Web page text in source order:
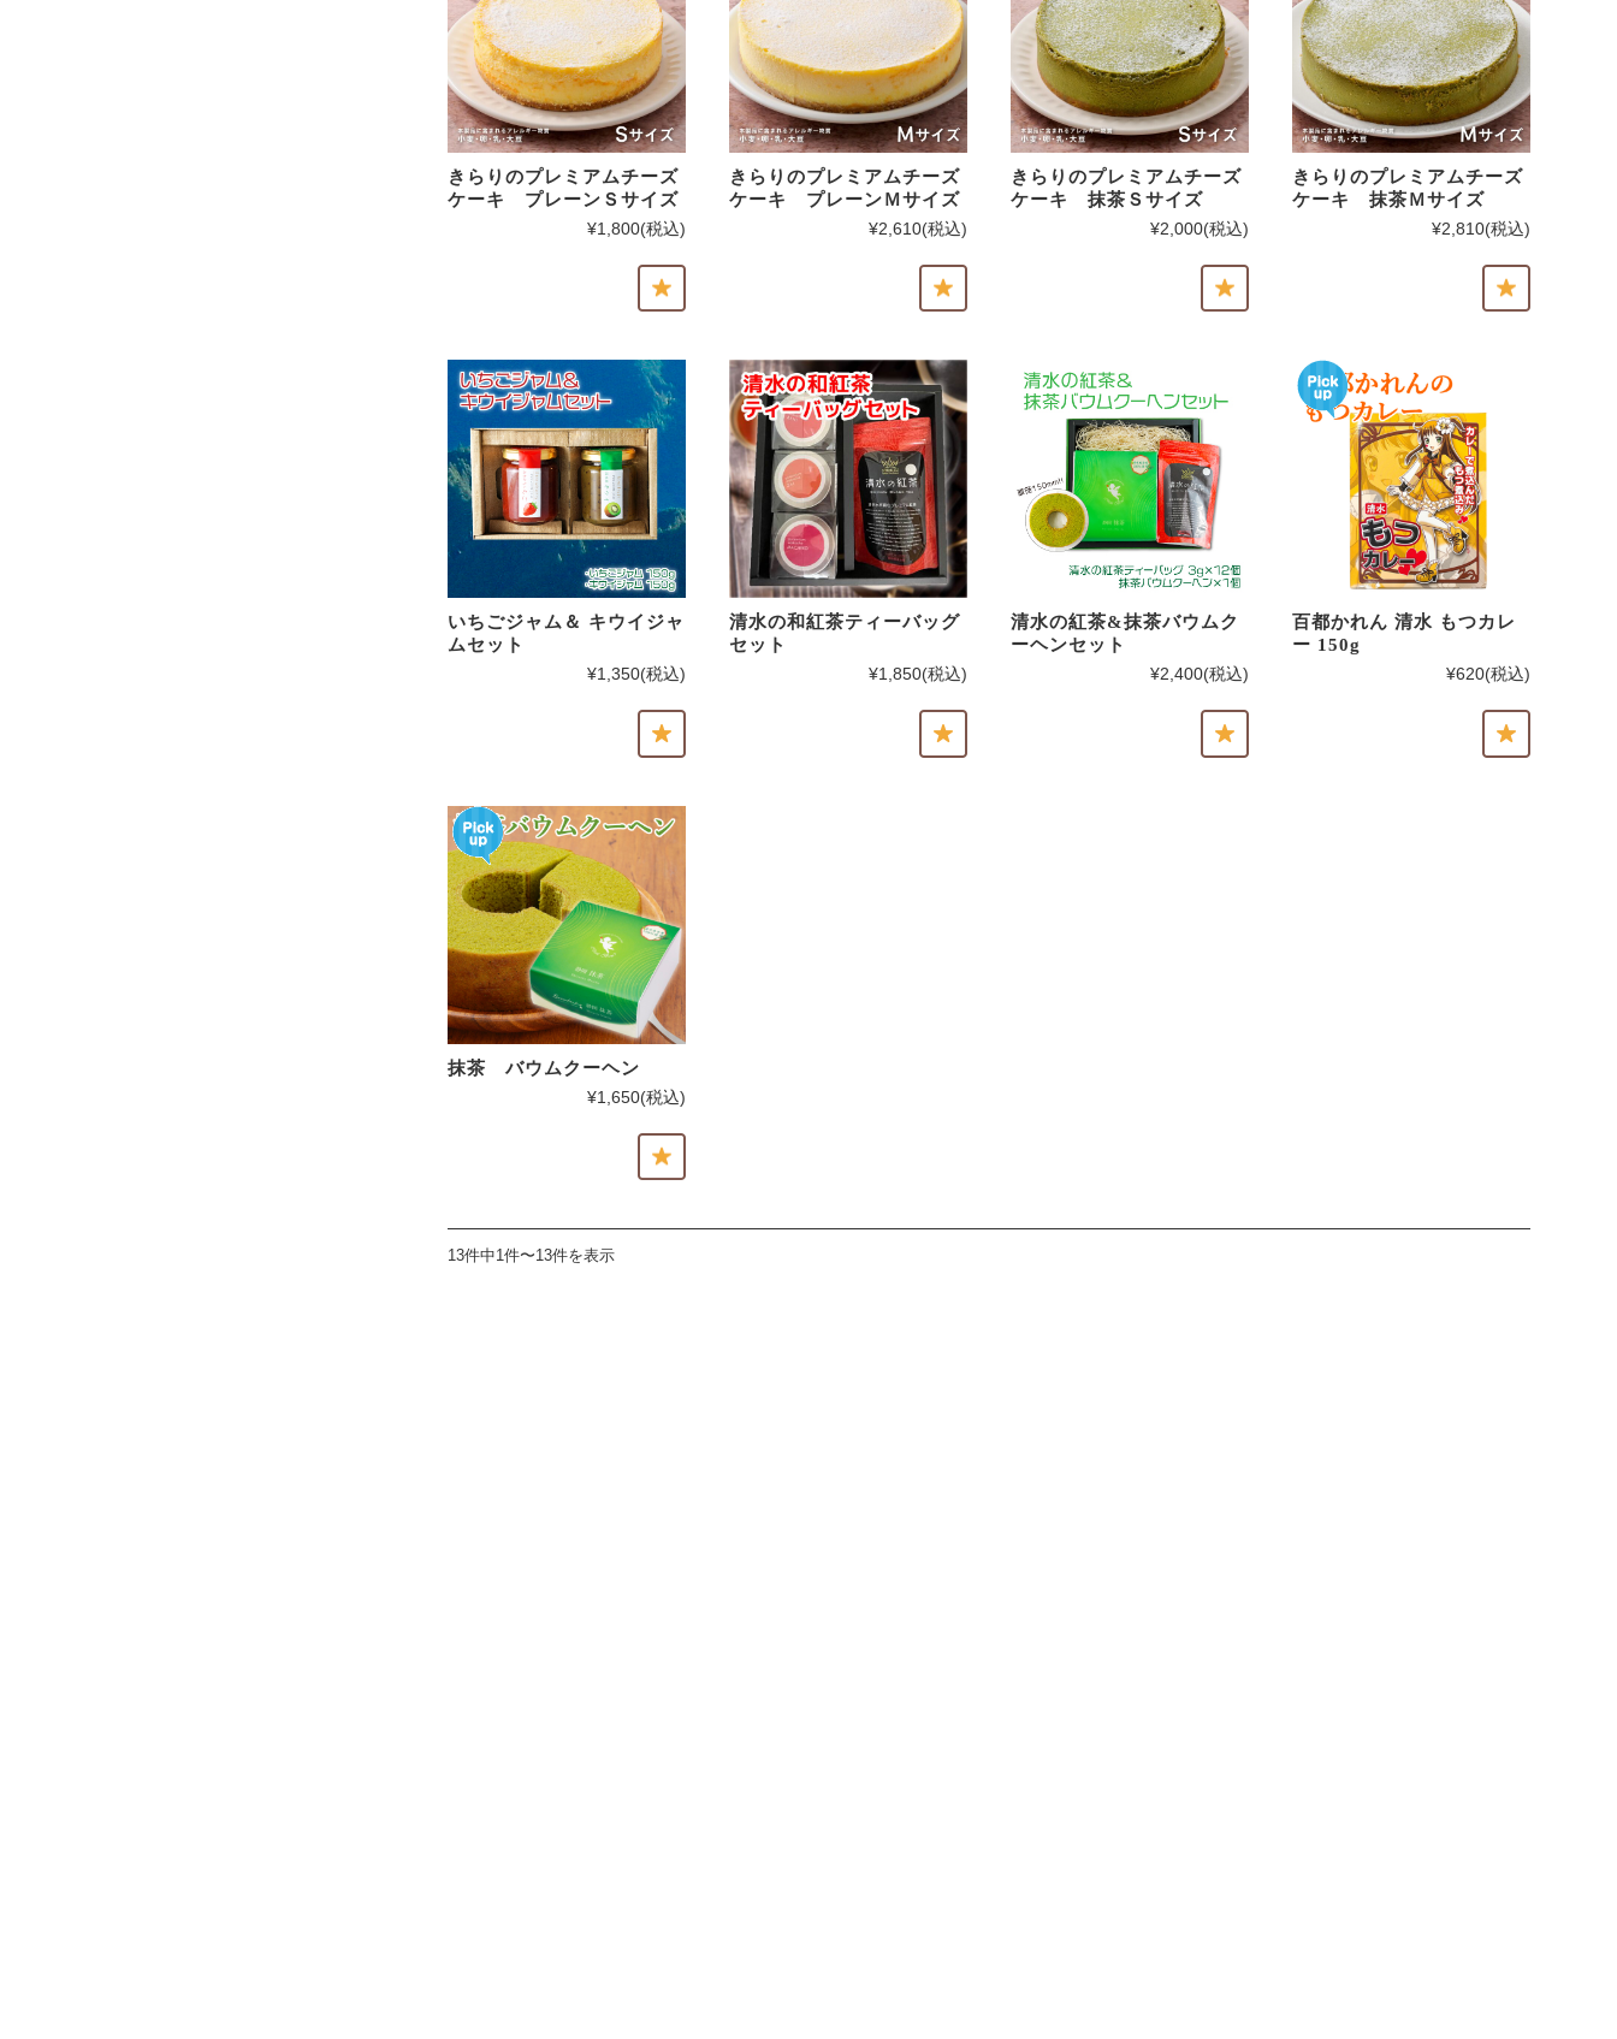
きらりのプレミアムチーズ
ケーキ プレーンＳサイズ
¥1,800(税込)
きらりのプレミアムチーズ
ケーキ プレーンＭサイズ
¥2,610(税込)
きらりのプレミアムチーズ
ケーキ 抹茶Ｓサイズ
¥2,000(税込)
きらりのプレミアムチーズ
ケーキ 抹茶Ｍサイズ
¥2,810(税込)
いちごジャム＆ キウイジャ
ムセット
¥1,350(税込)
清水の和紅茶ティーバッグ
セット
¥1,850(税込)
清水の紅茶&抹茶バウムク
ーヘンセット
¥2,400(税込)
百都かれん 清水 もつカレ
ー 150g
¥620(税込)
抹茶 バウムクーヘン
¥1,650(税込)
13件中1件〜13件を表示